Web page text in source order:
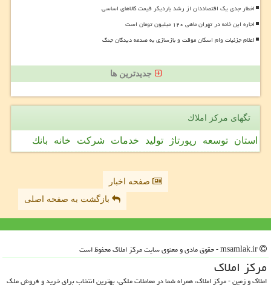
اخطار جدی یک اقتصاددان از رشد باردیگر قیمت کالاهای اساسی
اجاره این خانه در تهران ماهی ۱۲۰ میلیون تومان است
اعلام جزئیات وام اسکان موقت و بازسازی به صدمه دیدگان جنگ
جدیدترین ها
تگهای مركز املاك
استان توسعه رپورتاژ تولید خدمات شركت خانه بانك
صفحه اخبار
بازگشت به صفحه اصلی
مركز املاك
املاک و زمین - مرکز املاک، همراه شما در معاملات ملکی، بهترین انتخاب برای خرید و فروش ملک